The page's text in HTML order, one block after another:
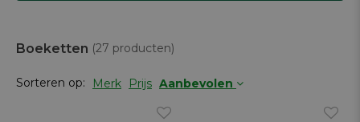
Boeketten (27 producten)
Sorteren op: Merk Prijs Aanbevolen